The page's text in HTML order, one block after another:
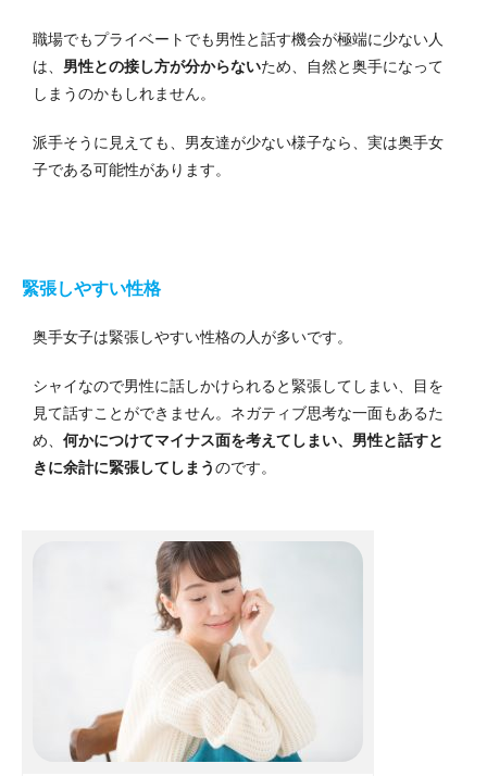
職場でもプライベートでも男性と話す機会が極端に少ない人
は、 男性との接し方が分からないため、自然と奥手になって
しまうのかもしれません。
派手そうに見えても、男友達が少ない様子なら、実は奥手女
子である可能性があります。
緊張しやすい性格
奥手女子は緊張しやすい性格の人が多いです。
シャイなので男性に話しかけられると緊張してしまい、目を
見て話すことができません。ネガティブ思考な一面もあるた
め、 何かにつけてマイナス面を考えてしまい、男性と話すと
きに余計に緊張してしまうのです。